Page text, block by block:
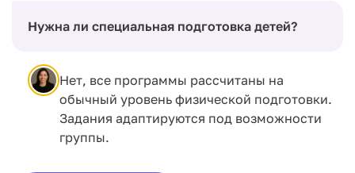
Нужна ли специальная подготовка детей?
Нет, все программы рассчитаны на
обычный уровень физической подготовки.
Задания адаптируются под возможности
группы.